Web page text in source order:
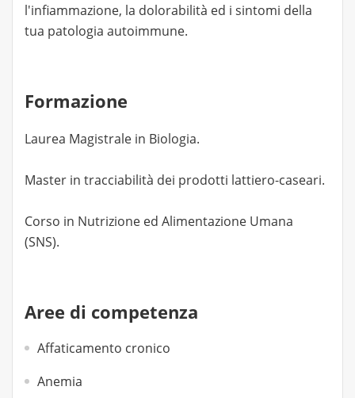
l'infiammazione, la dolorabilità ed i sintomi della
tua patologia autoimmune.
Formazione
Laurea Magistrale in Biologia.
Master in tracciabilità dei prodotti lattiero-caseari.
Corso in Nutrizione ed Alimentazione Umana
(SNS).
Aree di competenza
Affaticamento cronico
Anemia